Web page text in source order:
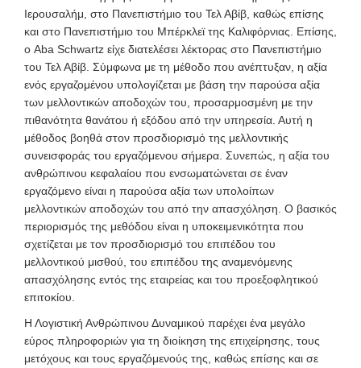
Ιερουσαλήμ, στο Πανεπιστήμιο του Τελ Αβίβ, καθώς επίσης
και στο Πανεπιστήμιο του Μπέρκλεϊ της Καλιφόρνιας. Επίσης,
ο Aba Schwartz είχε διατελέσει λέκτορας στο Πανεπιστήμιο
του Τελ Αβίβ. Σύμφωνα με τη μέθοδο που ανέπτυξαν, η αξία
ενός εργαζομένου υπολογίζεται με βάση την παρούσα αξία
των μελλοντικών αποδοχών του, προσαρμοσμένη με την
πιθανότητα θανάτου ή εξόδου από την υπηρεσία. Αυτή η
μέθοδος βοηθά στον προσδιορισμό της μελλοντικής
συνεισφοράς του εργαζόμενου σήμερα. Συνεπώς, η αξία του
ανθρώπινου κεφαλαίου που ενσωματώνεται σε έναν
εργαζόμενο είναι η παρούσα αξία των υπολοίπων
μελλοντικών αποδοχών του από την απασχόληση. Ο βασικός
περιορισμός της μεθόδου είναι η υποκειμενικότητα που
σχετίζεται με τον προσδιορισμό του επιπέδου του
μελλοντικού μισθού, του επιπέδου της αναμενόμενης
απασχόλησης εντός της εταιρείας και του προεξοφλητικού
επιτοκίου.
Η Λογιστική Ανθρώπινου Δυναμικού παρέχει ένα μεγάλο
εύρος πληροφοριών για τη διοίκηση της επιχείρησης, τους
μετόχους και τους εργαζόμενούς της, καθώς επίσης και σε